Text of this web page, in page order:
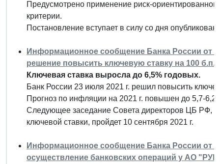
Предусмотрено применение риск-
критерии.
Постановление вступает в силу со дня
Информационное сообщение Банка России от
решение повысить ключевую ставку на 100
Ключевая ставка выросла до 6,5% годовых.
Банк России 23 июля 2021 г. решил повысить
Прогноз по инфляции на 2021 г. повышен до 5,7-
Следующее заседание Совета директоров ЦБ РФ,
ключевой ставки, пройдет 10 сентября 2021 г.
Информационное сообщение Банка России от
осуществление банковских операций у АО